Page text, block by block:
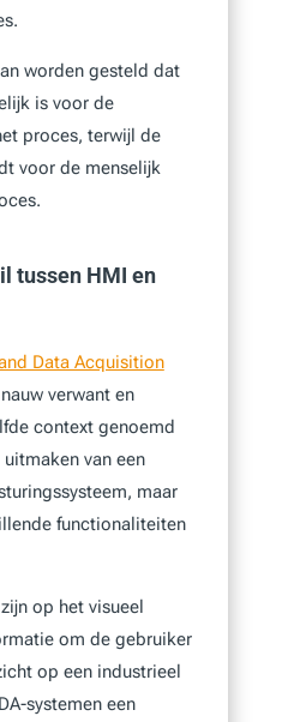
worden gesteld dat
is voor de
proces, terwijl de
voor de menselijk
tussen HMI en
Data Acquisition
verwant en
context genoemd
van een
maar
functionaliteiten
op het visueel
om de gebruiker
op een industrieel
systemen een